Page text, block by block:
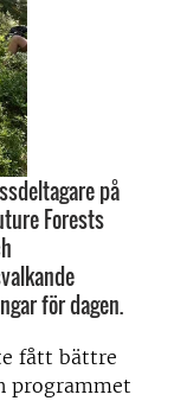
på
Forests
för dagen.
fått bättre
programmet